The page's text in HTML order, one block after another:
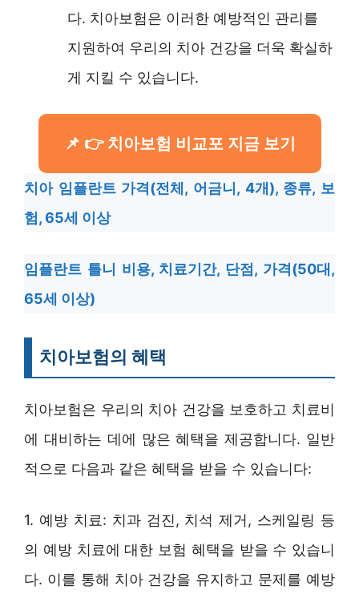
다. 치아보험은 이러한 예방적인 관리를
지원하여 우리의 치아 건강을 더욱 확실하
게 지킬 수 있습니다.
👉 치아보험 비교포 지금 보기
치아 임플란트 가격(전체, 어금니, 4개), 종류, 보
험, 65세 이상
임플란트 틀니 비용, 치료기간, 단점, 가격(50대,
65세 이상)
치아보험의 혜택
치아보험은 우리의 치아 건강을 보호하고 치료비
에 대비하는 데에 많은 혜택을 제공합니다. 일반
적으로 다음과 같은 혜택을 받을 수 있습니다:
1. 예방 치료: 치과 검진, 치석 제거, 스케일링 등
의 예방 치료에 대한 보험 혜택을 받을 수 있습니
다. 이를 통해 치아 건강을 유지하고 문제를 예방